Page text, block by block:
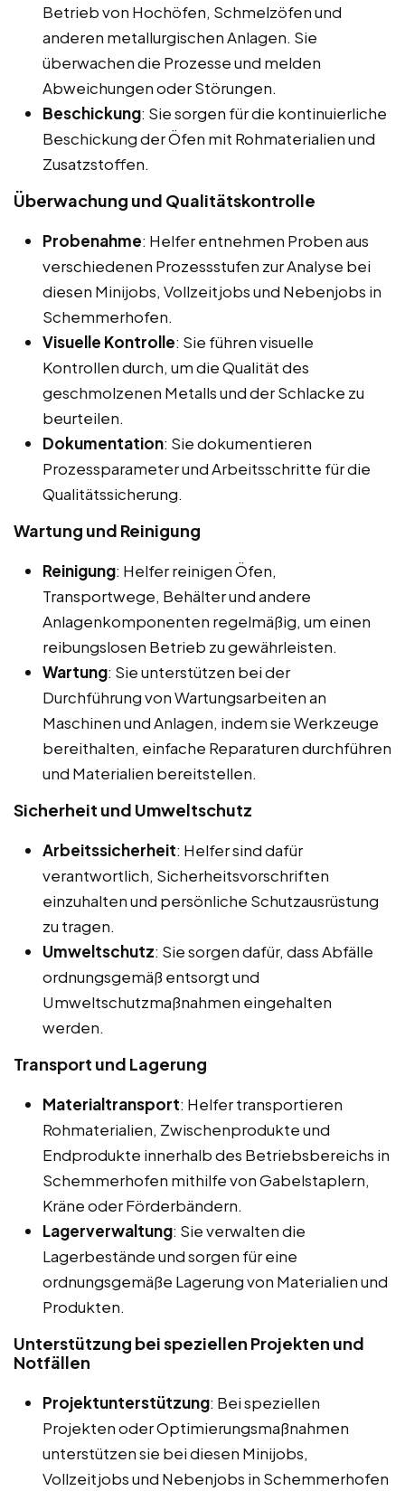
Betrieb von Hochöfen, Schmelzöfen und
anderen metallurgischen Anlagen. Sie
überwachen die Prozesse und melden
Abweichungen oder Störungen.
Beschickung: Sie sorgen für die kontinuierliche
Beschickung der Öfen mit Rohmaterialien und
Zusatzstoffen.
Überwachung und Qualitätskontrolle
Probenahme: Helfer entnehmen Proben aus
verschiedenen Prozessstufen zur Analyse bei
diesen Minijobs, Vollzeitjobs und Nebenjobs in
Schemmerhofen.
Visuelle Kontrolle: Sie führen visuelle
Kontrollen durch, um die Qualität des
geschmolzenen Metalls und der Schlacke zu
beurteilen.
Dokumentation: Sie dokumentieren
Prozessparameter und Arbeitsschritte für die
Qualitätssicherung.
Wartung und Reinigung
Reinigung: Helfer reinigen Öfen,
Transportwege, Behälter und andere
Anlagenkomponenten regelmäßig, um einen
reibungslosen Betrieb zu gewährleisten.
Wartung: Sie unterstützen bei der
Durchführung von Wartungsarbeiten an
Maschinen und Anlagen, indem sie Werkzeuge
bereithalten, einfache Reparaturen durchführen
und Materialien bereitstellen.
Sicherheit und Umweltschutz
Arbeitssicherheit: Helfer sind dafür
verantwortlich, Sicherheitsvorschriften
einzuhalten und persönliche Schutzausrüstung
zu tragen.
Umweltschutz: Sie sorgen dafür, dass Abfälle
ordnungsgemäß entsorgt und
Umweltschutzmaßnahmen eingehalten
werden.
Transport und Lagerung
Materialtransport: Helfer transportieren
Rohmaterialien, Zwischenprodukte und
Endprodukte innerhalb des Betriebsbereichs in
Schemmerhofen mithilfe von Gabelstaplern,
Kräne oder Förderbändern.
Lagerverwaltung: Sie verwalten die
Lagerbestände und sorgen für eine
ordnungsgemäße Lagerung von Materialien und
Produkten.
Unterstützung bei speziellen Projekten und
Notfällen
Projektunterstützung: Bei speziellen
Projekten oder Optimierungsmaßnahmen
unterstützen sie bei diesen Minijobs,
Vollzeitjobs und Nebenjobs in Schemmerhofen